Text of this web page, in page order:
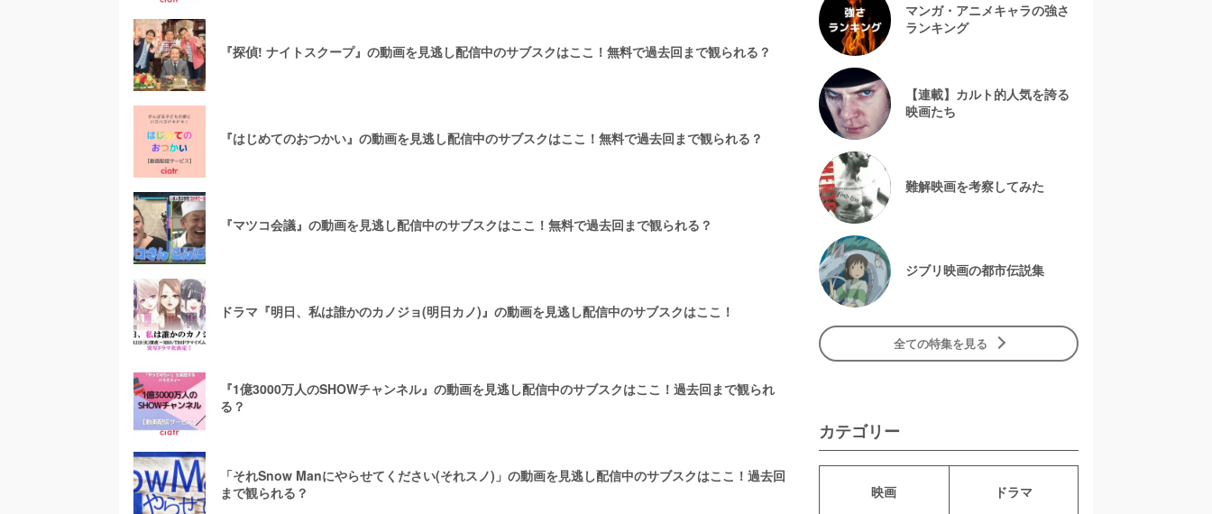
『探偵! ナイトスクープ』の動画を見逃し配信中のサブスクはここ！無料で過去回まで観られる？
『はじめてのおつかい』の動画を見逃し配信中のサブスクはここ！無料で過去回まで観られる？
『マツコ会議』の動画を見逃し配信中のサブスクはここ！無料で過去回まで観られる？
ドラマ『明日、私は誰かのカノジョ(明日カノ)』の動画を見逃し配信中のサブスクはここ！
『1億3000万人のSHOWチャンネル』の動画を見逃し配信中のサブスクはここ！過去回まで観られ
る？
「それSnow Manにやらせてください(それスノ)」の動画を見逃し配信中のサブスクはここ！過去回
まで観られる？
マンガ・アニメキャラの強さ
ランキング
【連載】カルト的人気を誇る
映画たち
難解映画を考察してみた
ジブリ映画の都市伝説集
全ての特集を見る
カテゴリー
映画 ドラマ